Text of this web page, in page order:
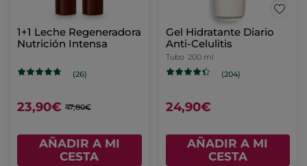
1+1 Leche Regeneradora
Nutrición Intensa
(26)
23,90€ 47,80€
AÑADIR A MI
CESTA
Gel Hidratante Diario
Anti-Celulitis
Tubo 200 ml
(204)
24,90€
AÑADIR A MI
CESTA